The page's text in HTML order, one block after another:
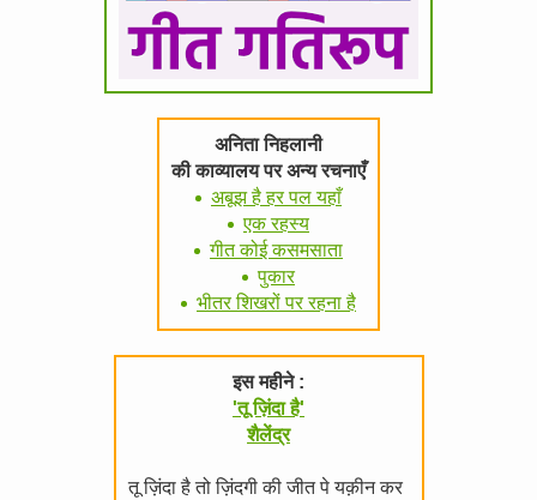
अनिता निहलानी
की काव्यालय पर अन्य रचनाएँ
अबूझ है हर पल यहाँ
एक रहस्य
गीत कोई कसमसाता
पुकार
भीतर शिखरों पर रहना है
इस महीने :
'तू ज़िंदा है'
शैलेंद्र
तू ज़िंदा है तो ज़िंदगी की जीत पे यक़ीन कर